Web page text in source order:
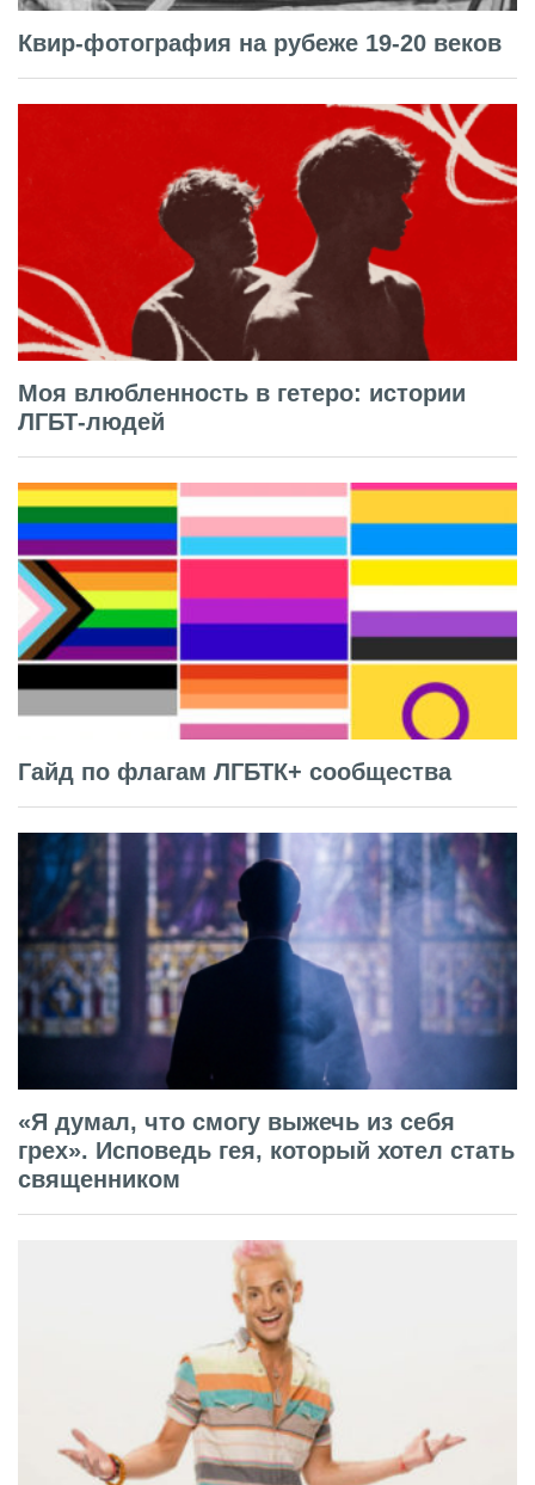
Квир-фотография на рубеже 19-20 веков
Моя влюбленность в гетеро: истории
ЛГБТ-людей
Гайд по флагам ЛГБТК+ сообщества
«Я думал, что смогу выжечь из себя
грех». Исповедь гея, который хотел стать
священником